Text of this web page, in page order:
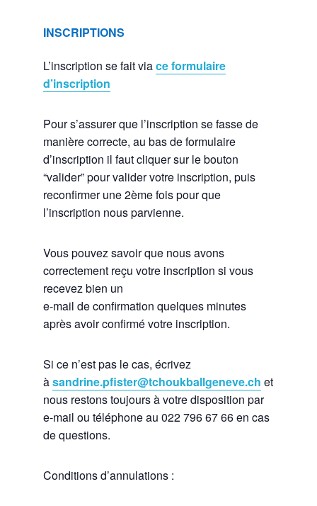
INSCRIPTIONS
L’inscription se fait viace formulaire
d’inscription
Pour s’assurer que l’inscription se fasse de
manière correcte, au bas de formulaire
d’inscription il faut cliquer sur le bouton
“valider” pour valider votre inscription, puis
reconfirmer une 2ème fois pour que
l’inscription nous parvienne.
Vous pouvez savoir que nous avons
correctement reçu votre inscription si vous
recevez bien un
e-mail de confirmation quelques minutes
après avoir confirmé votre inscription.
Si ce n’est pas le cas, écrivez
àsandrine.pfister@tchoukballgeneve.ch et
nous restons toujours à votre disposition par
e-mail ou téléphone au 022 796 67 66 en cas
de questions.
Conditions d’annulations :